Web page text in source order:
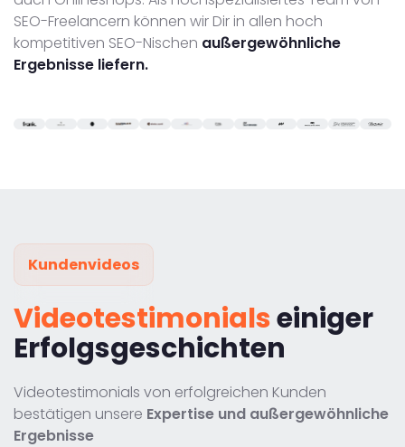
SEO-Freelancern können wir Dir in allen hoch
kompetitiven SEO-Nischen außergewöhnliche
Ergebnisse liefern.
Kundenvideos
Videotestimonialseiniger
Erfolgsgeschichten
Videotestimonials von erfolgreichen Kunden
bestätigen unsere Expertise und außergewöhnliche
Ergebnisse